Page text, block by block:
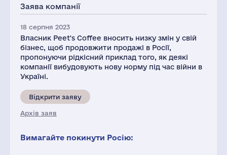
Заява компанії
18 серпня 2023
Власник Peet's Coffee вносить низку змін у свій
бізнес, щоб продовжити продажі в Росії,
пропонуючи рідкісний приклад того, як деякі
компанії вибудовують нову норму під час війни в
Україні.
Відкрити заяву
Архів заяв
Вимагайте покинути Росію: